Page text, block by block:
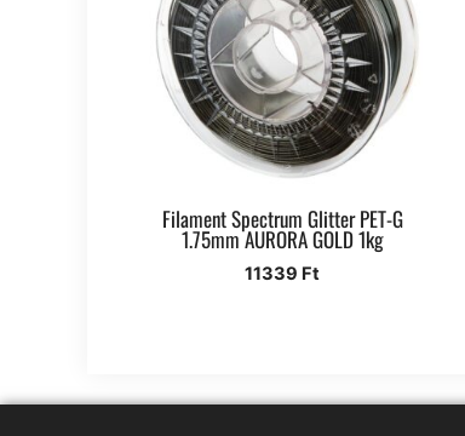
Filament Spectrum Glitter PET-G
1.75mm AURORA GOLD 1kg
11339 Ft